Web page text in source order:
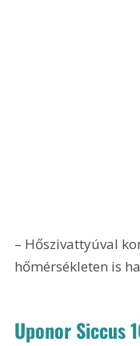
– Hőszivattyúval
hőmérsékleten is
Uponor Siccus